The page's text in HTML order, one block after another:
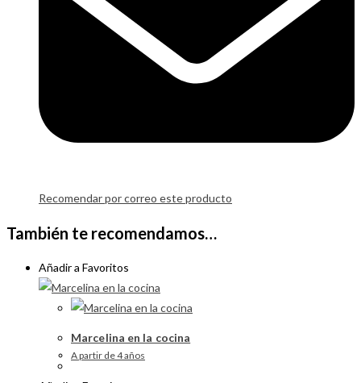
Recomendar por correo este producto
También te recomendamos…
Añadir a Favoritos
Marcelina en la cocina
A partir de 4 años